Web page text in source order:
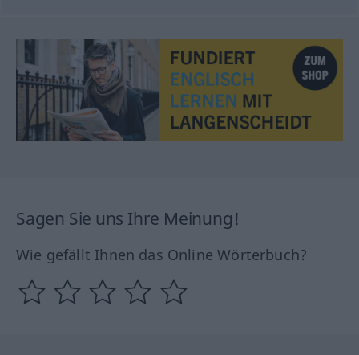
Sagen Sie uns Ihre Meinung!
Wie gefällt Ihnen das Online Wörterbuch?